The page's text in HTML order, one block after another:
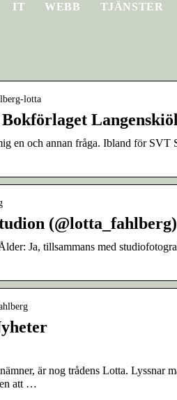
IT WEBB TJÄNSTER
lotta
en och annan fråga. Ibland för
Ja, tillsammans med
är nog trådens Lotta. Lyssnar
att …